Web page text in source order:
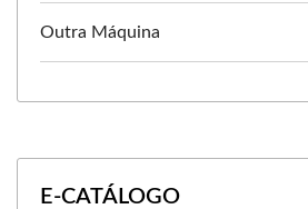
Outra Máquina
E-CATÁLOGO